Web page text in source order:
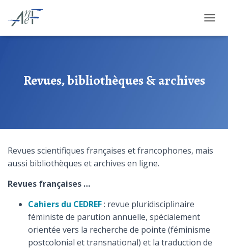
Revues, bibliothèques & archives
Revues scientifiques françaises et francophones, mais
aussi bibliothèques et archives en ligne.
Revues françaises …
Cahiers du CEDREF: revue pluridisciplinaire
féministe de parution annuelle, spécialement
orientée vers la recherche de pointe (féminisme
postcolonial et transnational) et la traduction de